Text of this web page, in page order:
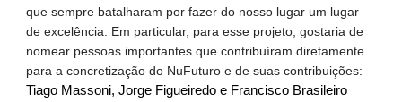
que sempre batalharam por fazer do nosso lugar um lugar
de excelência. Em particular, para esse projeto, gostaria de
nomear pessoas importantes que contribuíram diretamente
para a concretização do NuFuturo e de suas contribuições:
Tiago Massoni, Jorge Figueiredo e Francisco Brasileiro